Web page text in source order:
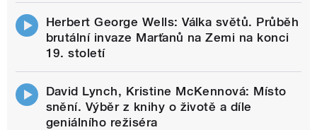
Herbert George Wells: Válka světů. Průběh
brutální invaze Marťanů na Zemi na konci
19. století
David Lynch, Kristine McKennová: Místo
snění. Výběr z knihy o životě a díle
geniálního režiséra